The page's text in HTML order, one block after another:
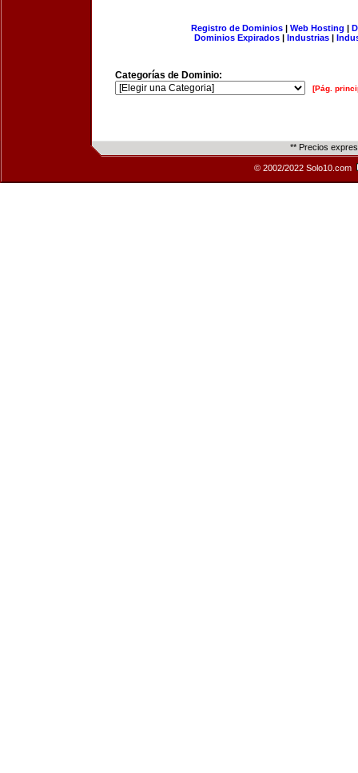
Registro de Dominios| Web Hosting |
Dominios Expirados | Industrias |
Categorías de Dominio:
[Pág.
** Precios
© 2002/2022 Solo10.com